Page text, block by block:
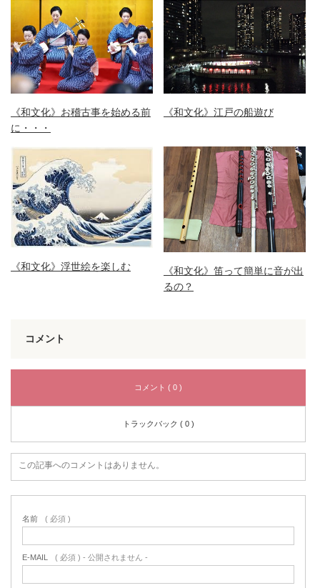
《和文化》お稽古事を始める前
に・・・
《和文化》江戸の船遊び
《和文化》浮世絵を楽しむ
《和文化》笛って簡単に音が出
るの？
コメント
コメント ( 0 )
トラックバック ( 0 )
この記事へのコメントはありません。
名前 ( 必須 )
E-MAIL ( 必須 ) - 公開されません -